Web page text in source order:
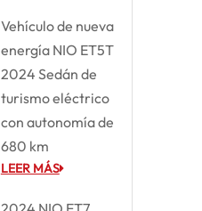
Vehículo de nueva
energía NIO ET5T
2024 Sedán de
turismo eléctrico
con autonomía de
680 km
LEER MÁS